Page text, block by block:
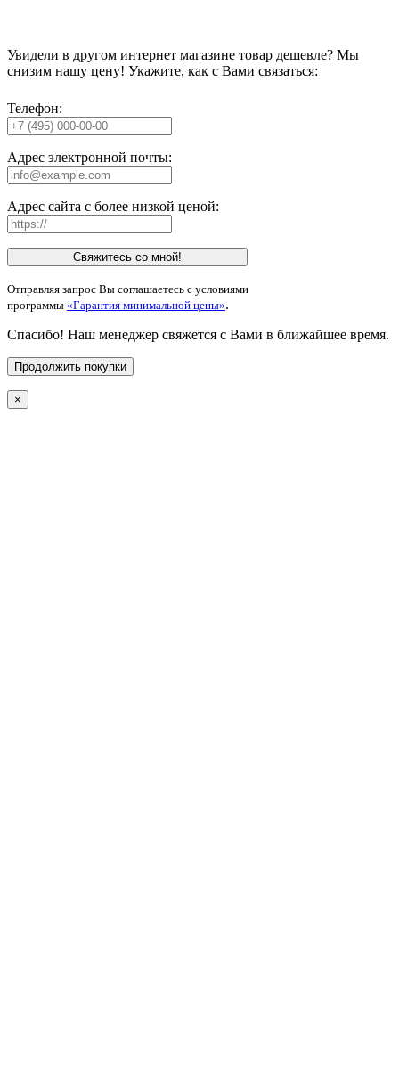
Увидели в другом интернет магазине товар дешевле? Мы
снизим нашу цену! Укажите, как с Вами связаться:
Телефон:
Адрес электронной почты:
Адрес сайта с более низкой ценой:
Свяжитесь со мной!
Отправляя запрос Вы соглашаетесь с условиями
программы «Гарантия минимальной цены».
Спасибо! Наш менеджер свяжется с Вами в ближайшее время.
Продолжить покупки
×